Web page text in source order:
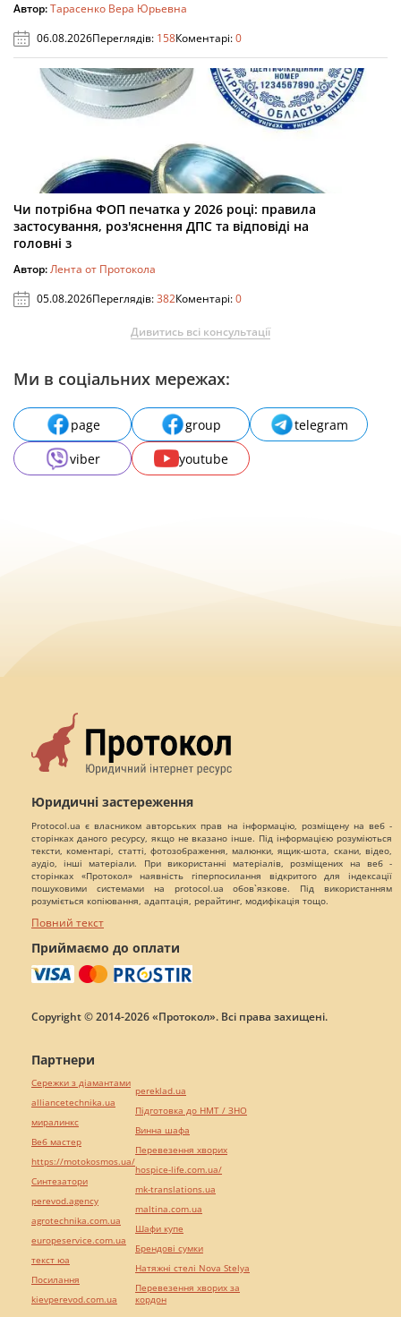
Автор:Тарасенко Вера Юрьевна
06.08.2026Переглядів: 158Коментарі:0
Чи потрібна ФОП печатка у 2026 році: правила
застосування, роз'яснення ДПС та відповіді на
головні з
Автор:Лента от Протокола
05.08.2026Переглядів:382Коментарі:0
Дивитись всі консультації
Ми в соціальних мережах:
page group
telegram
viber
youtube
Юридичні застереження
Protocol.ua є власником авторських прав на інформацію, розміщену на веб -
сторінках даного ресурсу, якщо не вказано інше. Під інформацією розуміються
тексти, коментарі, статті, фотозображення, малюнки, ящик-шота, скани, відео,
аудіо, інші матеріали. При використанні матеріалів, розміщених на веб -
сторінках «Протокол» наявність гіперпосилання відкритого для індексації
пошуковими системами на protocol.ua обов`язкове. Під використанням
розуміється копіювання, адаптація, рерайтинг, модифікація тощо.
Повний текст
Приймаємо до оплати
Copyright © 2014-2026 «Протокол». Всі права захищені.
Партнери
Сережки з діамантами
alliancetechnika.ua
миралинкс
Веб мастер
https://motokosmos.ua/
Синтезатори
perevod.agency
agrotechnika.com.ua
europeservice.com.ua
текст юа
Посилання
kievperevod.com.ua
pereklad.ua
Підготовка до НМТ / ЗНО
Винна шафа
Перевезення хворих
hospice-life.com.ua/
mk-translations.ua
maltina.com.ua
Шафи купе
Брендові сумки
Натяжні стелі Nova Stelya
Перевезення хворих за
кордон